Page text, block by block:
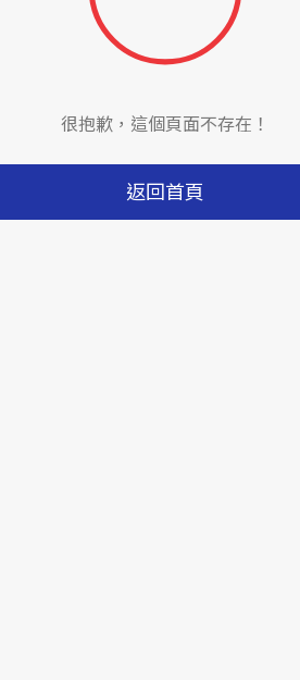
很抱歉，這個頁面不存在！
返回首頁